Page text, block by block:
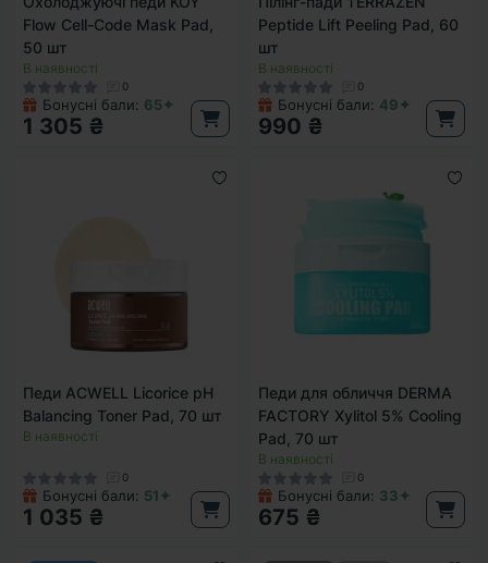
Flow Cell-Code Mask Pad,
50 шт
В наявності
0
Бонусні бали: 65✦
1 305 ₴
Peptide Lift Peeling Pad, 60
шт
В наявності
0
Бонусні бали: 49✦
990 ₴
Педи ACWELL Licorice pH
Balancing Toner Pad, 70 шт
В наявності
0
Бонусні бали: 51✦
1 035 ₴
Педи для обличчя DERMA
FACTORY Xylitol 5% Cooling
Pad, 70 шт
В наявності
0
Бонусні бали: 33✦
675 ₴